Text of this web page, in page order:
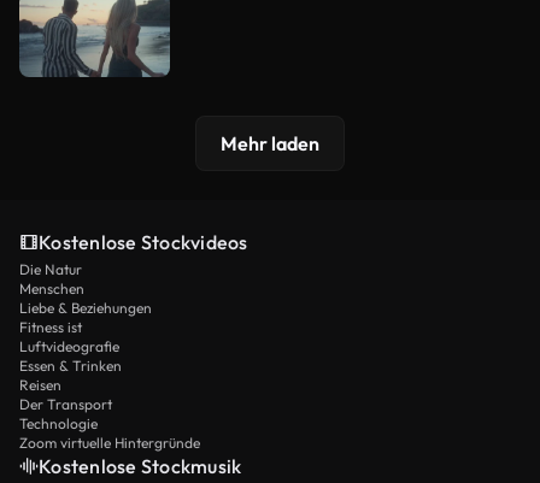
Mehr laden
Kostenlose Stockvideos
Die Natur
Menschen
Liebe & Beziehungen
Fitness ist
Luftvideografie
Essen & Trinken
Reisen
Der Transport
Technologie
Zoom virtuelle Hintergründe
Kostenlose Stockmusik